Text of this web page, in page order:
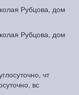
Рубцова, дом
Рубцова, дом
чт
вс